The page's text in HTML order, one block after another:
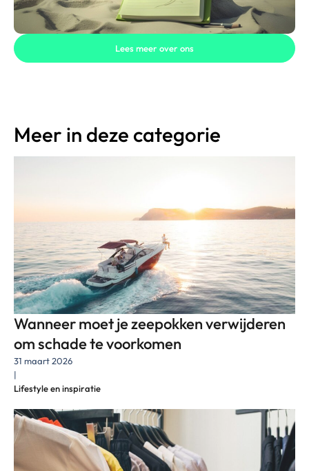
Lees meer over ons
Meer in deze categorie
Wanneer moet je zeepokken verwijderen
om schade te voorkomen
31 maart 2026
|
Lifestyle en inspiratie